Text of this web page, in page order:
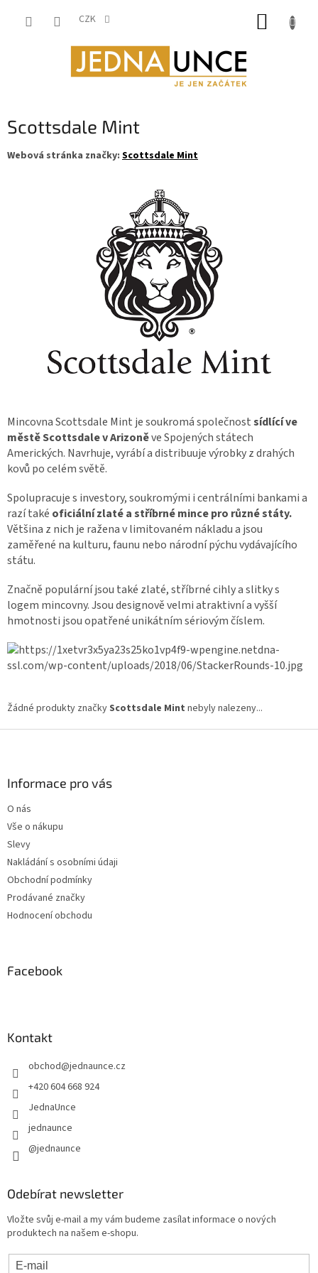
CZK
Scottsdale Mint
Webová stránka značky: Scottsdale Mint
Mincovna Scottsdale Mint je soukromá společnostsídlící ve
městě Scottsdale v Arizoněve Spojených státech
Amerických. Navrhuje, vyrábí a distribuuje výrobky z drahých
kovů po celém světě.
Spolupracuje s investory, soukromými i centrálními bankami a
razí také oficiální zlaté a stříbrné mince pro různé státy.
Většina z nich je ražena v limitovaném nákladu a jsou
zaměřené na kulturu, faunu nebo národní pýchu vydávajícího
státu.
Značně populární jsou také zlaté, stříbrné cihly a slitky s
logem mincovny. Jsou designově velmi atraktivní a vyšší
hmotnosti jsou opatřené unikátním sériovým číslem.
Žádné produkty značkyScottsdale Mint nebyly nalezeny...
Informace pro vás
O nás
Vše o nákupu
Slevy
Nakládání s osobními údaji
Obchodní podmínky
Prodávané značky
Hodnocení obchodu
Facebook
Kontakt
obchod@jednaunce.cz
+420 604 668 924
JednaUnce
jednaunce
@jednaunce
Odebírat newsletter
Vložte svůj e-mail a my vám budeme zasílat informace o nových
produktech na našem e-shopu.
E-mail